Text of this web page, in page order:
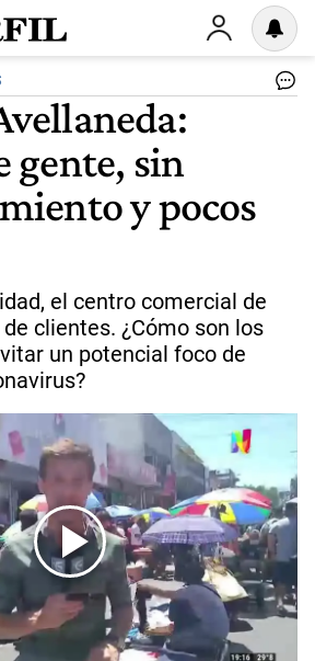
gente, sin
y pocos
el centro comercial de
clientes. ¿Cómo son los
un potencial foco de